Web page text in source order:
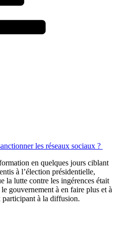
les réseaux sociaux ?
en quelques jours ciblant
à l’élection présidentielle,
la lutte contre les ingérences était
gouvernement à en faire plus et à
participant à la diffusion.